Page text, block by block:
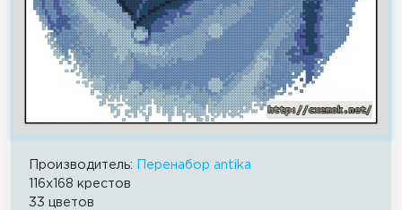
Производитель:
Перенабор antika
116x168 крестов
33 цветов